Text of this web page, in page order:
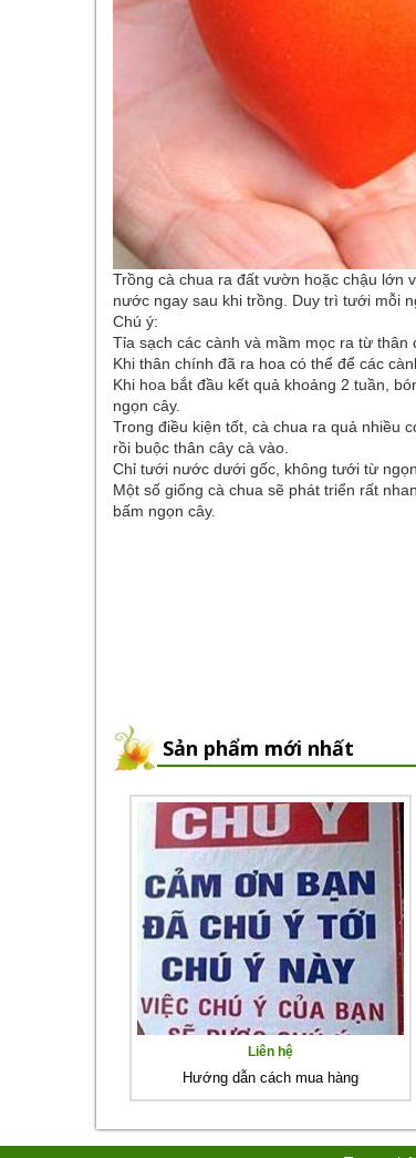
Trồng cà chua ra đất vườn hoặc chậu lớn
nước ngay sau khi trồng. Duy trì tưới mỗi
Chú ý:
Tỉa sạch các cành và mầm mọc ra từ
Khi thân chính đã ra hoa có thể để các
Khi hoa bắt đầu kết quả khoảng 2 tuần,
ngọn cây.
Trong điều kiện tốt, cà chua ra quả nhiều
rồi buộc thân cây cà vào.
Chỉ tưới nước dưới gốc, không tưới từ
Một số giống cà chua sẽ phát triển rất
bấm ngọn cây.
Sản phẩm mới nhất
Liên hệ
Hướng dẫn cách mua hàng